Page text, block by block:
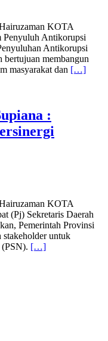
KOTA
Antikorupsi
Antikorupsi
bertujuan membangun
masyarakat dan […]
:
KOTA
(Pj) Sekretaris Daerah
Pemerintah Provinsi
stakeholder untuk
(PSN). […]